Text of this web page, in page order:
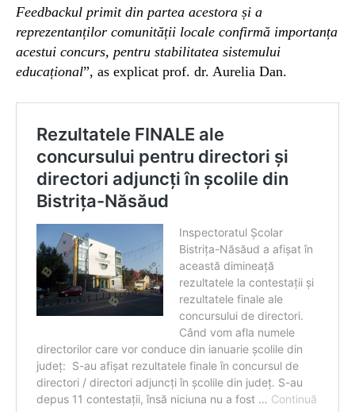
Feedbackul primit din partea acestora și a
reprezentanților comunității locale confirmă importanța
acestui concurs, pentru stabilitatea sistemului
educațional”, as explicat prof. dr. Aurelia Dan.